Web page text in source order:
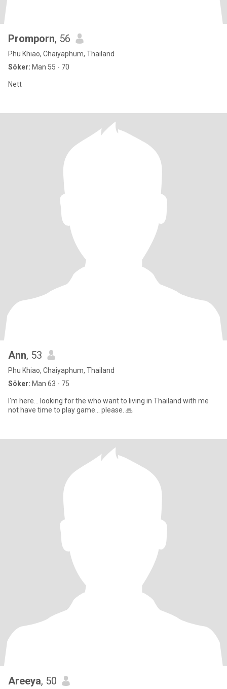
Promporn, 56
Phu Khiao, Chaiyaphum, Thailand
Söker: Man 55 - 70
Nett
Ann, 53
Phu Khiao, Chaiyaphum, Thailand
Söker: Man 63 - 75
I'm here... looking for the who want to living in Thailand with me
not have time to play game... please. 🙏
Areeya, 50